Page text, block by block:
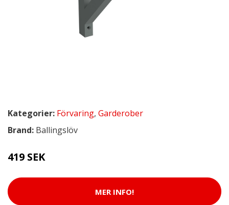
Kategorier: Förvaring, Garderober
Brand: Ballingslöv
419 SEK
MER INFO!